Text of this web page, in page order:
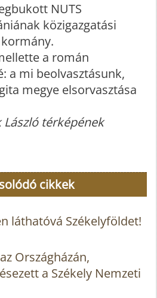
NUTS
közigazgatási
a román
a mi beolvasztásunk,
megye elsorvasztása
László térképének
cikkek
láthatóvá Székelyföldet!
Országházán,
a Székely Nemzeti